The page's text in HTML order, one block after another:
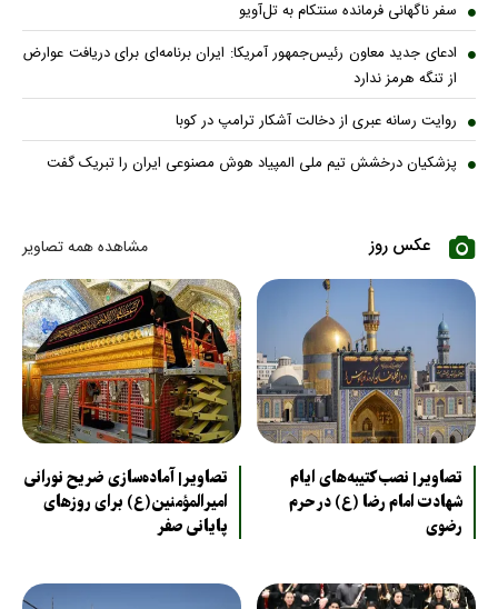
سفر ناگهانی فرمانده سنتکام به تل‌آویو
ادعای جدید معاون رئیس‌جمهور آمریکا: ایران برنامه‌ای برای دریافت عوارض
از تنگه هرمز ندارد
روایت رسانه عبری از دخالت آشکار ترامپ در کوبا
پزشکیان درخشش تیم ملی المپیاد هوش مصنوعی ایران را تبریک گفت
عکس روز مشاهده همه تصاویر
تصاویر| نصب کتیبه‌های ایام
شهادت امام رضا (ع) در حرم
رضوی
تصاویر| آماده‌سازی ضریح نورانی
امیرالمؤمنین(ع) برای روزهای
پایانی صفر